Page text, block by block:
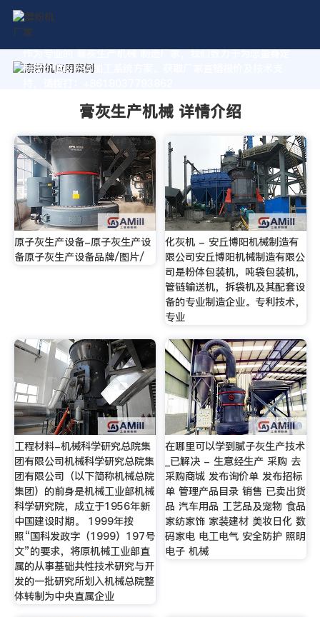
作为专业的 膏灰生产机械 制造厂家，我们致力于为您量身定
制高价值的粉体加工系统方案。获取厂家直销报价及技术支
膏灰生产机械 详情介绍
原子灰生产设备-原子灰生产设
备原子灰生产设备品牌/图片/
化灰机 - 安丘博阳机械制造有
限公司安丘博阳机械制造有限公
司是粉体包装机，吨袋包装机，
管链输送机，拆袋机及其配套设
备的专业制造企业。专利技术，
专业
工程材料-机械科学研究总院集
团有限公司机械科学研究总院集
团有限公司（以下简称机械总院
集团）的前身是机械工业部机械
科学研究院，成立于1956年新
中国建设时期。 1999年按
照“国科发政字（1999）197号
文”的要求，将原机械工业部直
属的从事基础共性技术研究与开
发的一批研究所划入机械总院整
体转制为中央直属企业
在哪里可以学到腻子灰生产技术
_已解决 - 生意经生产 采购 去
采购商城 发布询价单 发布招标
单 管理产品目录 销售 已卖出货
品 汽车用品 工艺品及宠物 食品
家纺家饰 家装建材 美妆日化 数
码家电 电工电气 安全防护 照明
电子 机械